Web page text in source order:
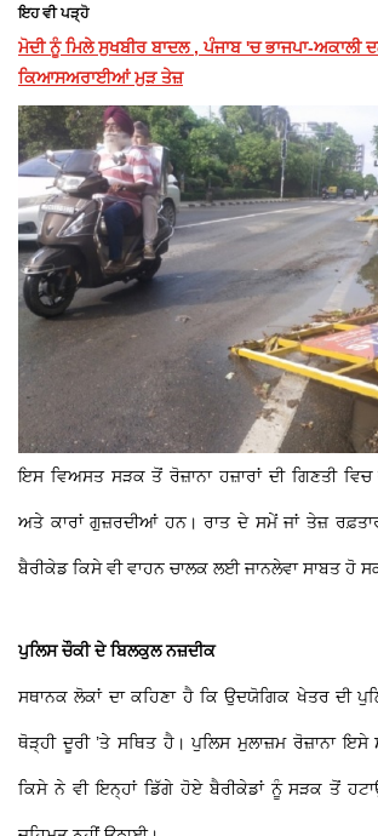
ਇਹ ਵੀ ਪੜ੍ਹੋ
ਮੋਦੀ ਨੂੰ ਮਿਲੇ ਸੁਖਬੀਰ ਬਾਦਲ , ਪੰਜਾਬ 'ਚ ਭਾਜਪਾ-
ਕਿਆਸਅਰਾਈਆਂ ਮੁੜ ਤੇਜ਼
ਇਸ ਵਿਅਸਤ ਸੜਕ ਤੋਂ ਰੋਜ਼ਾਨਾ ਹਜ਼ਾਰਾਂ ਦੀ ਗਿਣਤੀ
ਅਤੇ ਕਾਰਾਂ ਗੁਜ਼ਰਦੀਆਂ ਹਨ। ਰਾਤ ਦੇ ਸਮੇਂ ਜਾਂ ਤੇਜ਼
ਬੈਰੀਕੇਡ ਕਿਸੇ ਵੀ ਵਾਹਨ ਚਾਲਕ ਲਈ ਜਾਨਲੇਵਾ ਸਾਬਤ ਹੋ
ਪੁਲਿਸ ਚੌਕੀ ਦੇ ਬਿਲਕੁਲ ਨਜ਼ਦੀਕ
ਸਥਾਨਕ ਲੋਕਾਂ ਦਾ ਕਹਿਣਾ ਹੈ ਕਿ ਉਦਯੋਗਿਕ ਖੇਤਰ ਦੀ
ਥੋੜ੍ਹੀ ਦੂਰੀ ’ਤੇ ਸਥਿਤ ਹੈ। ਪੁਲਿਸ ਮੁਲਾਜ਼ਮ ਰੋਜ਼ਾਨਾ
ਕਿਸੇ ਨੇ ਵੀ ਇਨ੍ਹਾਂ ਡਿੱਗੇ ਹੋਏ ਬੈਰੀਕੇਡਾਂ ਨੂੰ ਸੜਕ ਤੋਂ